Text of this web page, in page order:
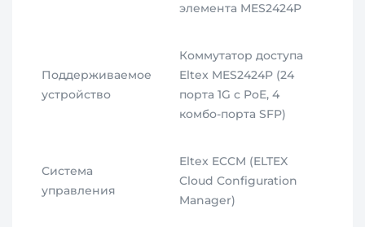
элемента MES2424P
Поддерживаемое
устройство
Коммутатор доступа
Eltex MES2424P (24
порта 1G с PoE, 4
комбо-порта SFP)
Система
управления
Eltex ECCM (ELTEX
Cloud Configuration
Manager)